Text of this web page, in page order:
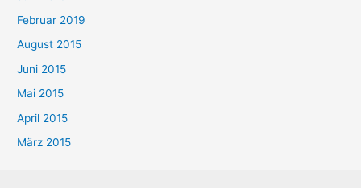
n
Februar 2019
August 2015
Juni 2015
Mai 2015
April 2015
März 2015